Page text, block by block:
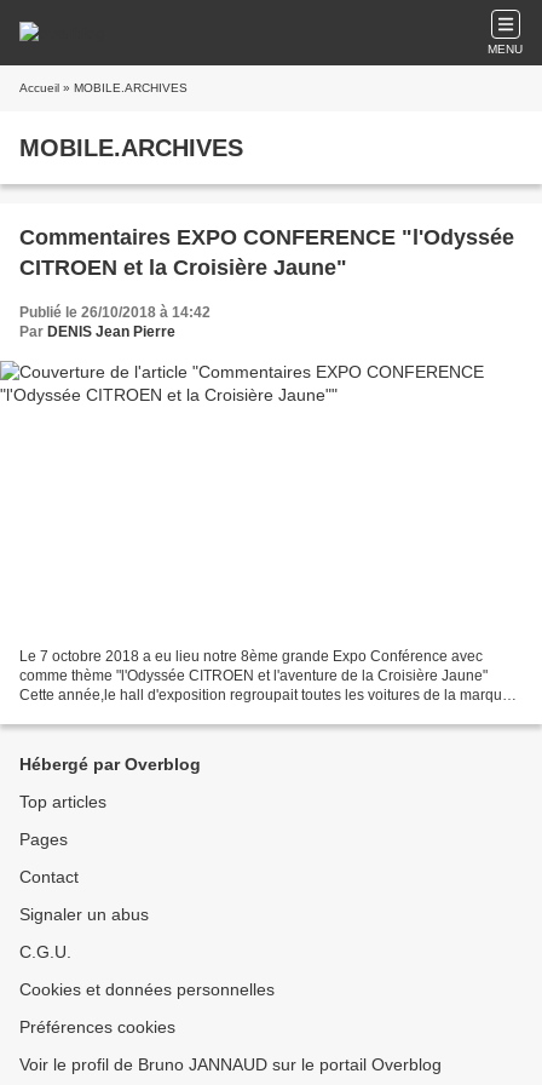
MENU
Accueil » MOBILE.ARCHIVES
MOBILE.ARCHIVES
Commentaires EXPO CONFERENCE "l'Odyssée
CITROEN et la Croisière Jaune"
Publié le 26/10/2018 à 14:42
Par DENIS Jean Pierre
Le 7 octobre 2018 a eu lieu notre 8ème grande Expo Conférence avec
comme thème "l'Odyssée CITROEN et l'aventure de la Croisière Jaune"
Cette année,le hall d'exposition regroupait toutes les voitures de la marque
Hébergé par Overblog
Top articles
Pages
Contact
Signaler un abus
C.G.U.
Cookies et données personnelles
Préférences cookies
Voir le profil de Bruno JANNAUD sur le portail Overblog